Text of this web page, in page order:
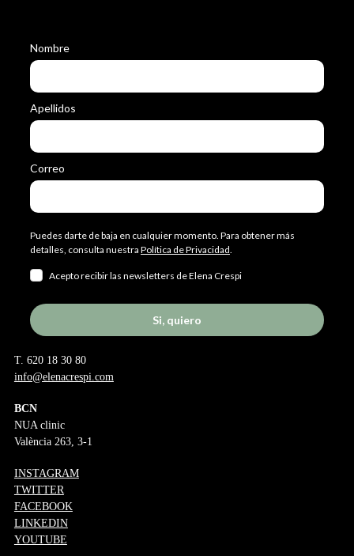
Nombre
Apellidos
Correo
Puedes darte de baja en cualquier momento. Para obtener más
detalles, consulta nuestra Política de Privacidad.
Acepto recibir las newsletters de Elena Crespi
Si, quiero
T. 620 18 30 80
info@elenacrespi.com
BCN
NUA clinic
València 263, 3-1
INSTAGRAM
TWITTER
FACEBOOK
LINKEDIN
YOUTUBE